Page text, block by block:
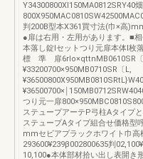
Y34300800XI150MA0812SRY40
判200B型本X361買寸法(巾×高
●扉は右用・左用があります。■
本落し錠lセットつり元扉本体l枚
標 準 扉6rlo×qttnMB0610SR
¥33200700×950MB0710SR〔L,
¥36500700×￨
つり元一扉
ステュープアーテP弓柱Aタイプ
ステュープAタイプ組合せ価格型
mmセビアプラックホワイト巾高
293600¥239β002800635判
10,100●本体部材拾い出し表開き